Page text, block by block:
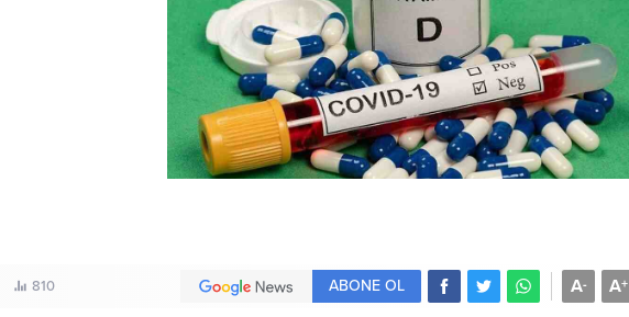
810 A+
A-
ABONE OL